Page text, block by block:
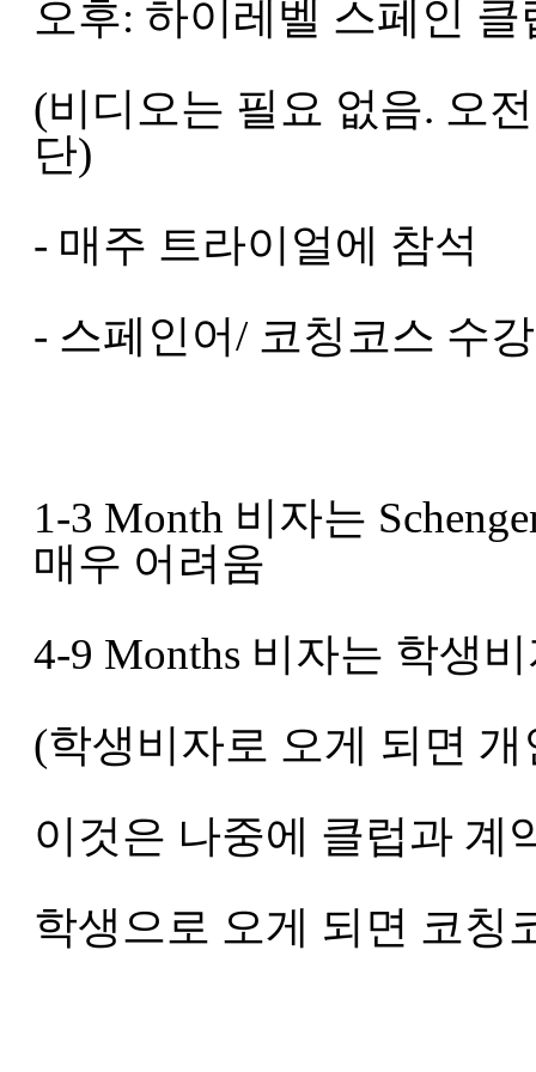
오후: 하이레벨 스페인
(비디오는 필요 없음. 오
단)
- 매주 트라이얼에 참석
- 스페인어/ 코칭코스 수강
1-3 Month 비자는
매우 어려움
4-9 Months 비자는 학생
(학생비자로 오게 되면
이것은 나중에 클럽과 계
학생으로 오게 되면 코칭